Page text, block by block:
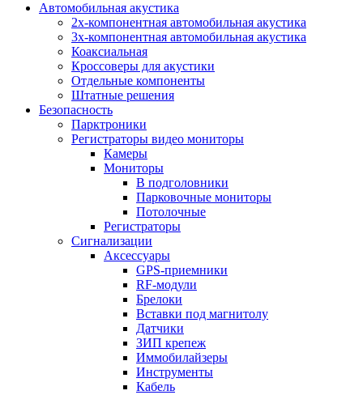
Автомобильная акустика
2х-компонентная автомобильная акустика
3х-компонентная автомобильная акустика
Коаксиальная
Кроссоверы для акустики
Отдельные компоненты
Штатные решения
Безопасность
Парктроники
Регистраторы видео мониторы
Камеры
Мониторы
В подголовники
Парковочные мониторы
Потолочные
Регистраторы
Сигнализации
Аксессуары
GPS-приемники
RF-модули
Брелоки
Вставки под магнитолу
Датчики
ЗИП крепеж
Иммобилайзеры
Инструменты
Кабель